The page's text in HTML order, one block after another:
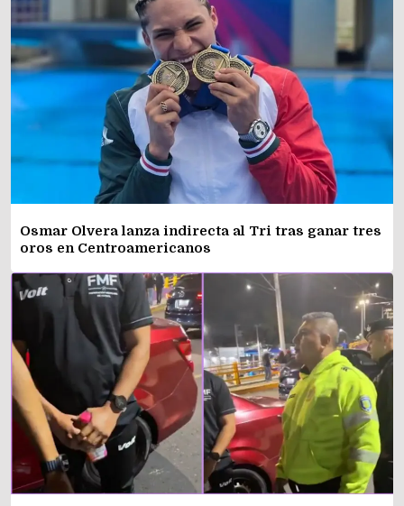
Osmar Olvera lanza indirecta al Tri tras ganar tres
oros en Centroamericanos